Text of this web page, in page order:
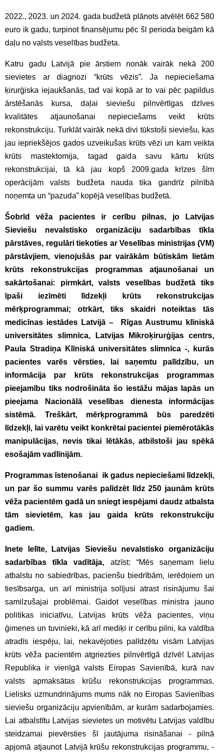
2022., 2023. un 2024. gada budžetā plānots atvēlēt 662 580
euro ik gadu, turpinot finansējumu pēc šī perioda beigām kā
daļu no valsts veselības budžeta.
Katru gadu Latvijā pie ārstiem nonāk vairāk nekā 200
sievietes ar diagnozi “krūts vēzis”. Ja nepieciešama
ķirurģiska iejaukšanās, tad vai kopā ar to vai pēc papildus
ārstēšanās kursa, daļai sieviešu pilnvērtīgas dzīves
kvalitātes atjaunošanai nepieciešams veikt krūts
rekonstrukciju. Turklāt vairāk nekā divi tūkstoši sieviešu, kas
jau iepriekšējos gados uzveikušas krūts vēzi un kam veikta
krūts mastektomija, tagad gaida savu kārtu krūts
rekonstrukcijai, tā kā jau kopš 2009.gada krīzes šīm
operācijām valsts budžeta nauda tika gandrīz pilnībā
noņemta un “pazuda” kopējā veselības budžetā.
Šobrīd vēža pacientes ir cerību pilnas, jo Latvijas
Sieviešu nevalstisko organizāciju sadarbības tīkla
pārstāves, regulāri tiekoties ar Veselības ministrijas (VM)
pārstāvjiem, vienojušās par vairākām būtiskām lietām
krūts rekonstrukcijas programmas atjaunošanai un
sakārtošanai: pirmkārt,valsts veselības budžetā tiks
īpaši iezīmēti līdzekļi krūts rekonstrukcijas
mērķprogrammai; otrkārt,tiks skaidri noteiktas tās
medicīnas iestādes Latvijā – Rīgas Austrumu klīniskā
universitātes slimnīca, Latvijas Mikroķirurģijas centrs,
Paula Stradiņa Klīniskā universitātes slimnīca -, kurās
pacientes varēs vērsties, lai saņemtu palīdzību, un
informācija par krūts rekonstrukcijas programmas
pieejamību tiks nodrošināta šo iestāžu mājas lapās un
pieejama Nacionālā veselības dienesta informācijas
sistēmā. Treškārt,mērķprogrammā būs paredzēti
līdzekļi, lai varētu veikt konkrētai pacientei piemērotākās
manipulācijas, nevis tikai lētākās, atbilstoši jau spēkā
esošajām vadlīnijām.
Programmas īstenošanai ik gadus nepieciešami līdzekļi,
un par šo summu varēs palīdzēt līdz 250 jaunām krūts
vēža pacientēm gadā un sniegt iespējami daudz atbalsta
tām sievietēm, kas jau gaida krūts rekonstrukciju
gadiem.
Inete Ielīte, Latvijas Sieviešu nevalstisko organizāciju
sadarbības tīkla vadītāja, atzīst: “Mēs saņemam lielu
atbalstu no sabiedrības, pacienšu biedrībām, ierēdņiem un
tiesībsarga, un arī ministrija solījusi atrast risinājumu šai
samilzušajai problēmai. Gaidot veselības ministra jauno
politikas iniciatīvu, Latvijas krūts vēža pacientes, viņu
ģimenes un tuvinieki, kā arī mediķi ir cerību pilni, ka valdība
atradīs iespēju, lai, nekavējoties palīdzētu visām Latvijas
krūts vēža pacientēm atgriezties pilnvērtīgā dzīvē! Latvijas
Republika ir vienīgā valsts Eiropas Savienībā, kurā nav
valsts apmaksātas krūšu rekonstrukcijas programmas.
Lielisks uzmundrinājums mums nāk no Eiropas Savienības
sieviešu organizāciju apvienībām, ar kurām sadarbojamies.
Lai atbalstītu Latvijas sievietes un motivētu Latvijas valdību
steidzamai pievērsties šī jautājuma risināšanai - pilnā
apjomā atjaunot Latvijā krūšu rekonstrukcijas programmu, -